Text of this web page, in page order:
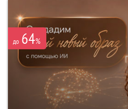
до 64%